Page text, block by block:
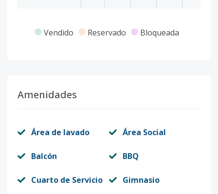
Vendido Reservado Bloqueada
Amenidades
Área de lavado Área Social
Balcón BBQ
Cuarto de Servicio Gimnasio